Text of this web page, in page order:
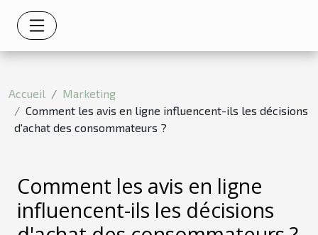
Accueil
Marketing
Comment les avis en ligne influencent-ils les décisions
d'achat des consommateurs ?
Comment les avis en ligne
influencent-ils les décisions